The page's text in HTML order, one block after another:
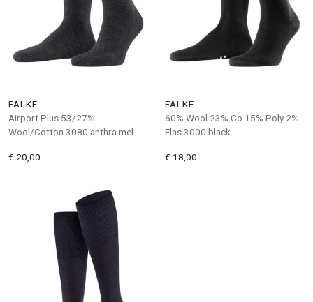
FALKE
Airport Plus 53/27%
Wool/Cotton 3080 anthra.mel.
€ 20,00
FALKE
60% Wool 23% Co 15% Poly 2%
Elas 3000 black
€ 18,00